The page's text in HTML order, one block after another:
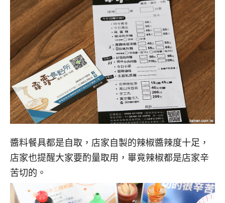
醬料餐具都是自取，店家自製的辣椒醬辣度十足，
店家也提醒大家要酌量取用，畢竟辣椒都是店家辛
苦切的。